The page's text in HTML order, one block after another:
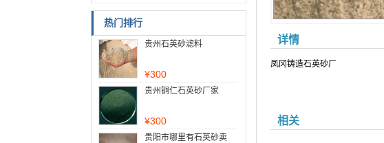
热门排行
贵州石英砂滤料
¥300
贵州铜仁石英砂厂家
¥300
贵阳市哪里有石英砂卖
详情
凤冈铸造石英砂厂
相关